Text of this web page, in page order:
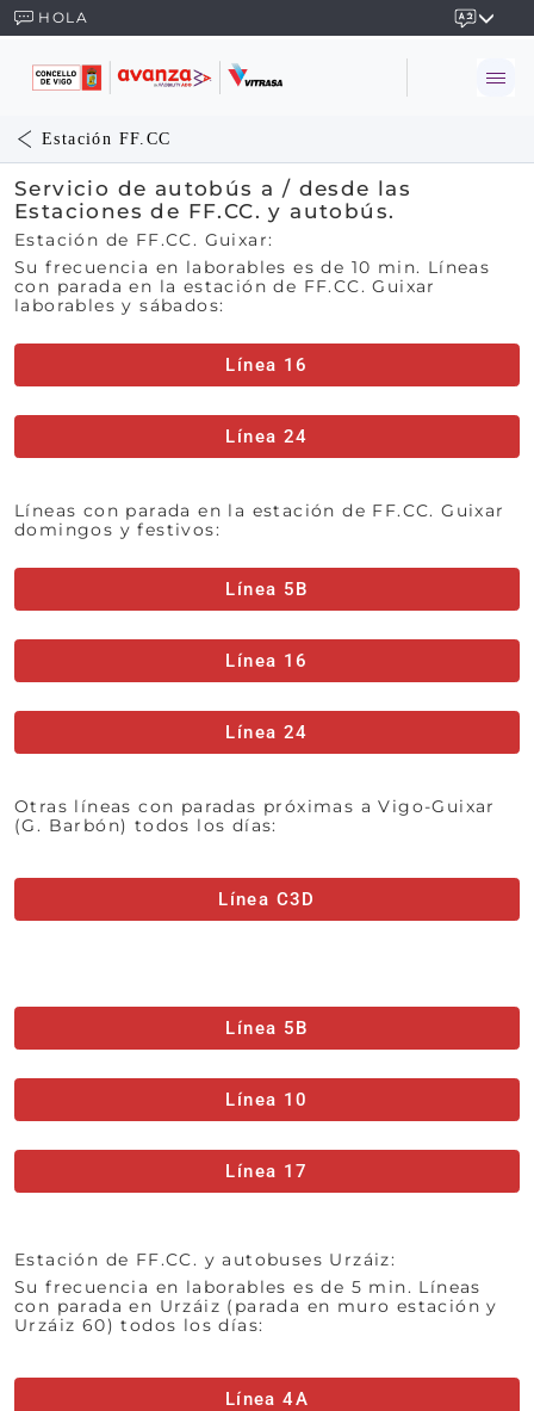
HOLA
Estación FF.CC
Servicio de autobús a / desde las
Estaciones de FF.CC. y autobús.
Estación de FF.CC. Guixar:
Su frecuencia en laborables es de 10 min. Líneas
con parada en la estación de FF.CC. Guixar
laborables y sábados:
Línea 16
Línea 24
Líneas con parada en la estación de FF.CC. Guixar
domingos y festivos:
Línea 5B
Línea 16
Línea 24
Otras líneas con paradas próximas a Vigo-Guixar
(G. Barbón) todos los días:
Línea C3D
Línea 5B
Línea 10
Línea 17
Estación de FF.CC. y autobuses Urzáiz:
Su frecuencia en laborables es de 5 min. Líneas
con parada en Urzáiz (parada en muro estación y
Urzáiz 60) todos los días:
Línea 4A